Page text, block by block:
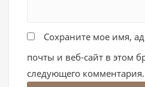
Сохраните мое имя,
почты и веб-сайт в этом
следующего комментария.